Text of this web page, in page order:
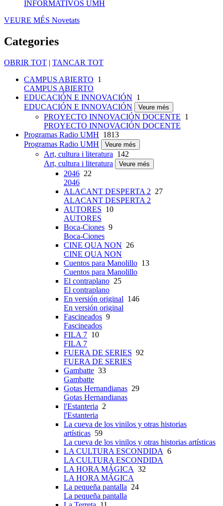
INFORMATIVOS UMH
VEURE MÉS Novetats
Categories
OBRIR TOT | TANCAR TOT
CAMPUS ABIERTO 1
CAMPUS ABIERTO
EDUCACIÓN E INNOVACIÓN 1
EDUCACIÓN E INNOVACIÓN
Veure més
PROYECTO INNOVACIÓN DOCENTE 1
PROYECTO INNOVACIÓN DOCENTE
Programas Radio UMH 1813
Programas Radio UMH
Veure més
Art, cultura i literatura 142
Art, cultura i literatura
Veure més
2046 22
2046
ALACANT DESPERTA 2 27
ALACANT DESPERTA 2
AUTORES 10
AUTORES
Boca-Ciones 9
Boca-Ciones
CINE QUA NON 26
CINE QUA NON
Cuentos para Manolillo 13
Cuentos para Manolillo
El contraplano 25
El contraplano
En versión original 146
En versión original
Fascineados 9
Fascineados
FILA 7 10
FILA 7
FUERA DE SERIES 92
FUERA DE SERIES
Gambatte 33
Gambatte
Gotas Hernandianas 29
Gotas Hernandianas
l'Estanteria 2
l'Estanteria
La cueva de los vinilos y otras historias
artísticas 59
La cueva de los vinilos y otras historias artísticas
LA CULTURA ESCONDIDA 6
LA CULTURA ESCONDIDA
LA HORA MÁGICA 32
LA HORA MÁGICA
La pequeña pantalla 24
La pequeña pantalla